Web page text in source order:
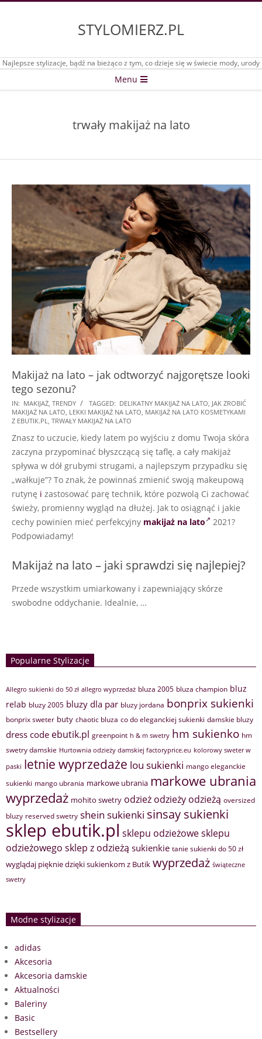
STYLOMIERZ.PL
Najlepsze stylizacje, bądź na bieżąco z tym, co dzieje się w świecie mody, urody
Menu
trwały makijaż na lato
Makijaż na lato – jak odtworzyć najgorętsze looki
tego sezonu?
2021-
07-
IN: MAKIJAŻ TRENDY TAGGED: DELIKATNY MAKIJAŻ NA LATO JAK ZROBIĆ
MAKIJAŻ NA LATO LEKKI MAKIJAŻ NA LATO MAKIJAŻ NA LATO KOSMETYKAMI
Z EBUTIK.PL
TRWAŁY MAKIJAŻ NA LATO
Znasz to uczucie, kiedy latem po wyjściu z domu Twoja skóra
zaczyna przypominać błyszczącą się taflę, a cały makijaż
spływa w dół grubymi strugami, a najlepszym przypadku się
„wałkuje”? To znak, że powinnaś zmienić swoją makeupową
rutynę i zastosować parę technik, które pozwolą Ci zachować
świeży, promienny wygląd na dłużej. Jak to osiągnąć i jakie
cechy powinien mieć perfekcyjny makijaż na lato
2021?
Podpowiadamy!
Makijaż na lato – jaki sprawdzi się najlepiej?
Przede wszystkim umiarkowany i zapewniający skórze
swobodne oddychanie. Idealnie, …
Popularne Stylizacje
Allegro sukienki do 50 zł allegro wyprzedaż bluza 2005 bluza champion bluz
relab bluzy 2005 bluzy dla par bluzy jordana bonprix sukienki
bonprix sweter buty chaotic bluza co do eleganckiej sukienki damskie bluzy
dress code ebutik.pl greenpoint h & m swetry hm sukienko hm
swetry damskie Hurtownia odzieży damskiej factoryprice.eu kolorowy sweter w
paski letnie wyprzedaże lou sukienki mango eleganckie
sukienki mango ubrania markowe ubrania markowe ubrania
wyprzedaż mohito swetry odzież odzieży odzieżą oversized
bluzy reserved swetry shein sukienki sinsay sukienki
sklep ebutik.pl sklepu odzieżowesklepu
odzieżowego sklep z odzieżą sukienkie tanie sukienki do 50 zł
wyglądaj pięknie dzięki sukienkom z Butik wyprzedaż świąteczne
swetry
Modne stylizacje
adidas
Akcesoria
Akcesoria damskie
Aktualności
Baleriny
Basic
Bestsellery